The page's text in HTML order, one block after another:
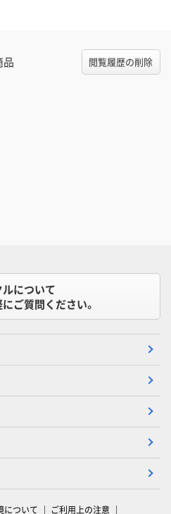
品 閲覧履歴の削除
について
ご質問ください。
について ご利用上の注意